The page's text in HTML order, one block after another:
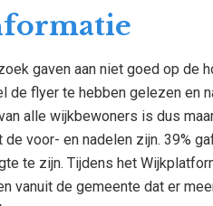
gaven aan niet goed op de
de flyer te hebben gelezen en
alle wijkbewoners is dus
voor- en nadelen zijn. 39%
te zijn. Tijdens het
vanuit de gemeente dat er